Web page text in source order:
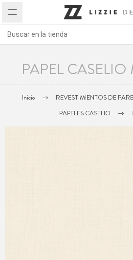
PAPEL CASELIO
Inicio REVESTIMIENTOS DE
PAPELES CASELIO